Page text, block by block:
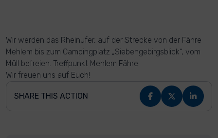
Wir werden das Rheinufer, auf der Strecke von der Fähre
Mehlem bis zum Campingplatz „Siebengebirgsblick“, vom
Müll befreien. Treffpunkt Mehlem Fähre.
Wir freuen uns auf Euch!
SHARE THIS ACTION